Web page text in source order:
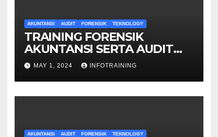
AKUNTANSI AUDIT FORENSIK TEKNOLOGY
TRAINING FORENSIK
AKUNTANSI SERTA AUDIT
PENYELIDIKAN
MAY 1, 2024 INFOTRAINING
AKUNTANSI AUDIT FORENSIK TEKNOLOGY